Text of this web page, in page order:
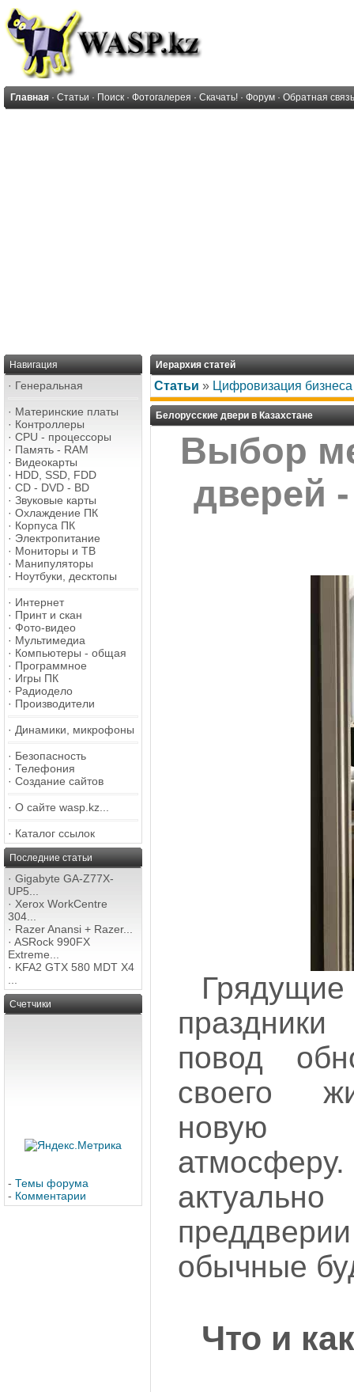
Главная · Статьи · Поиск · Фотогалерея · Скачать! · Форум · Обратная связь
Навигация
· Генеральная
· Материнские платы
· Контроллеры
· CPU - процессоры
· Память - RAM
· Видеокарты
· HDD, SSD, FDD
· CD - DVD - BD
· Звуковые карты
· Охлаждение ПК
· Корпуса ПК
· Электропитание
· Мониторы и ТВ
· Манипуляторы
· Ноутбуки, десктопы
· Интернет
· Принт и скан
· Фото-видео
· Мультимедиа
· Компьютеры - общая
· Программное
· Игры ПК
· Радиодело
· Производители
· Динамики, микрофоны
· Безопасность
· Телефония
· Создание сайтов
· О сайте wasp.kz...
· Каталог ссылок
Последние статьи
· Gigabyte GA-Z77X-
UP5...
· Xerox WorkCentre
304...
· Razer Anansi + Razer...
· ASRock 990FX
Extreme...
· KFA2 GTX 580 MDT X4
Счетчики
- Темы форума
- Комментарии
Иерархия статей
Статьи » Цифровизация бизнеса
Белорусские двери в Казахстане
Выбор
дверей
повод
своего
новую
обычные
Что и